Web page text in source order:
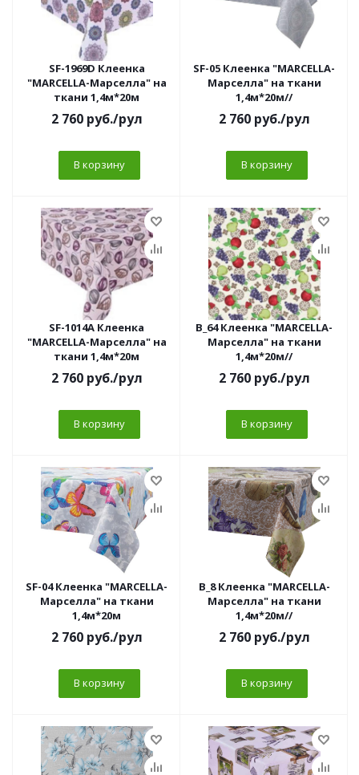
SF-1969D Клеенка
"MARCELLA-Марселла" на
ткани 1,4м*20м
2 760руб./рул
В корзину
SF-05 Клеенка "MARCELLA-
Марселла" на ткани
1,4м*20м//
2 760руб./рул
В корзину
SF-1014A Клеенка
"MARCELLA-Марселла" на
ткани 1,4м*20м
2 760руб./рул
В корзину
B_64 Клеенка "MARCELLA-
Марселла" на ткани
1,4м*20м//
2 760руб./рул
В корзину
SF-04 Клеенка "MARCELLA-
Марселла" на ткани
1,4м*20м
2 760руб./рул
В корзину
B_8 Клеенка "MARCELLA-
Марселла" на ткани
1,4м*20м//
2 760руб./рул
В корзину